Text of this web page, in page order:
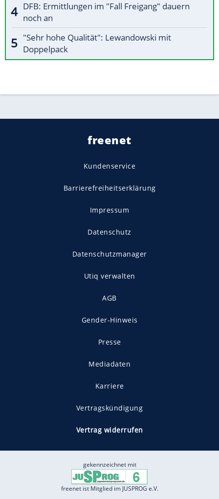
DFB: Ermittlungen im "Fall Freigang" dauern
noch an
"Sehr hohe Qualität": Lewandowski mit
Doppelpack
freenet
Kundenservice
Barrierefreiheitserklärung
Impressum
Datenschutz
Datenschutzmanager
Utiq verwalten
AGB
Gender-Hinweis
Presse
Mediadaten
Karriere
Vertragskündigung
Vertrag widerrufen
gekennzeichnet mit
freenet ist Mitglied im JUSPROG e.V.